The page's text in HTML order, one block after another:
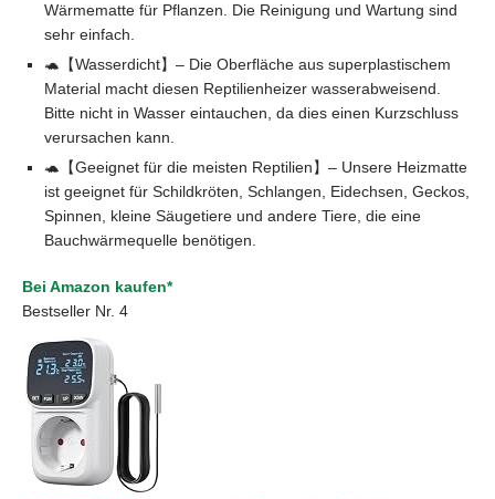
Wärmematte für Pflanzen. Die Reinigung und Wartung sind
sehr einfach.
🐢【Wasserdicht】– Die Oberfläche aus superplastischem
Material macht diesen Reptilienheizer wasserabweisend.
Bitte nicht in Wasser eintauchen, da dies einen Kurzschluss
verursachen kann.
🐢【Geeignet für die meisten Reptilien】– Unsere Heizmatte
ist geeignet für Schildkröten, Schlangen, Eidechsen, Geckos,
Spinnen, kleine Säugetiere und andere Tiere, die eine
Bauchwärmequelle benötigen.
Bei Amazon kaufen*
Bestseller Nr. 4